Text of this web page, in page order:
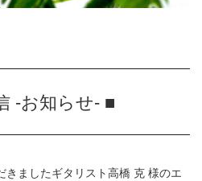
-お知らせ- ■
ましたギタリスト高橋 克 様のエ